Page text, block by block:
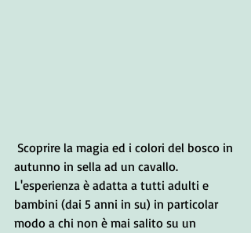
autunno in sella ad un cavallo.
L'esperienza è adatta a tutti adulti e
bambini (dai 5 anni in su) in particolar
modo a chi non è mai salito su un